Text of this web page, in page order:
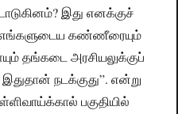
இது எனக்குச்
எங்களுடைய கண்ணீரையும்
தங்கடை அரசியலுக்குப்
நடக்குது”. என்று
பகுதியில்